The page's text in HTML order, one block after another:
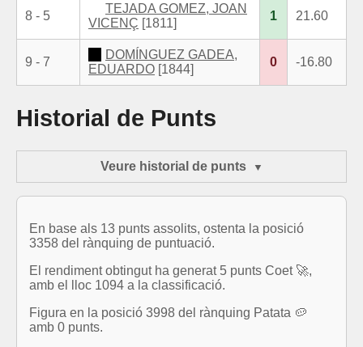
8 - 5
TEJADA GOMEZ, JOAN
VICENÇ [1811]
1 21.60
9 - 7
DOMÍNGUEZ GADEA,
EDUARDO [1844]
0 -16.80
Historial de Punts
Veure historial de punts
En base als 13 punts assolits, ostenta la posició
3358 del rànquing de puntuació.
El rendiment obtingut ha generat 5 punts Coet 🚀,
amb el lloc 1094 a la classificació.
Figura en la posició 3998 del rànquing Patata 🥔
amb 0 punts.